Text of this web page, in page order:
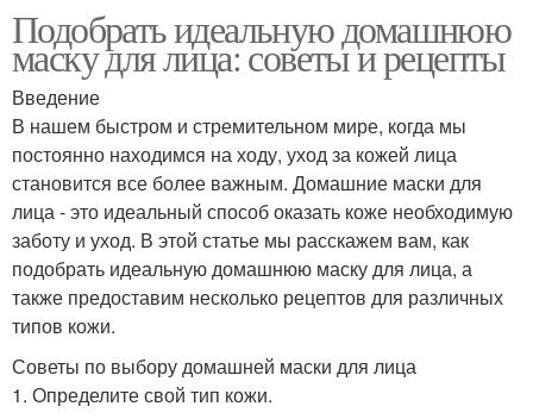
Подобрать идеальную домашнюю
маску для лица: советы и рецепты
Введение
В нашем быстром и стремительном мире, когда мы
постоянно находимся на ходу, уход за кожей лица
становится все более важным. Домашние маски для
лица - это идеальный способ оказать коже необходимую
заботу и уход. В этой статье мы расскажем вам, как
подобрать идеальную домашнюю маску для лица, а
также предоставим несколько рецептов для различных
типов кожи.
Советы по выбору домашней маски для лица
1. Определите свой тип кожи.